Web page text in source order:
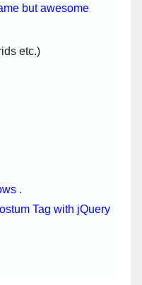
but awesome
etc.)
.
Tag with jQuery